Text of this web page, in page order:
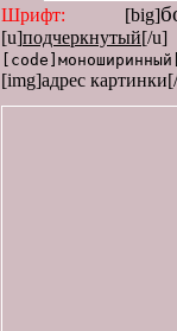
Шрифт: [big]
[u]подчеркнутый[/
[img]адрес